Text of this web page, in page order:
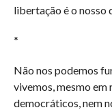
libertação é o nosso
*
Não nos podemos
vivemos, mesmo
democráticos, nem